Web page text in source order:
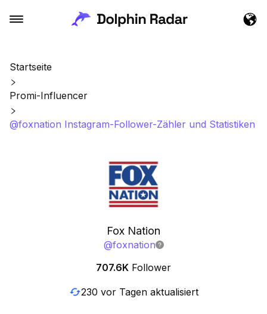
Startseite
Promi-Influencer
@foxnation Instagram-Follower-Zähler und Statistiken
Fox Nation
@foxnation
707.6K Follower
230 vor Tagen aktualisiert